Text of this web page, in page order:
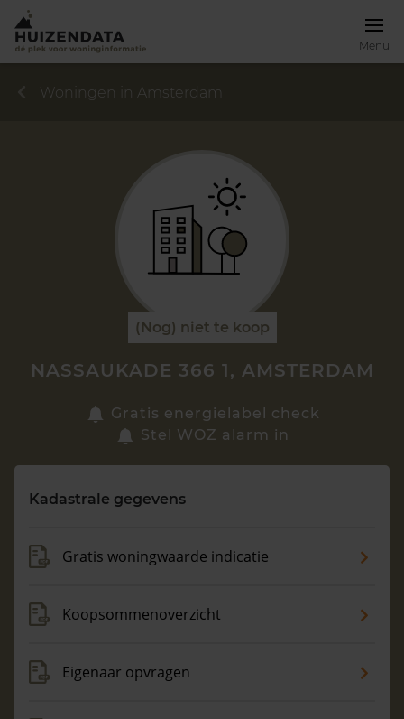
Menu
Zoek een woning
Maandag t/m vrijdag - 08:00 -18:00
Woningen in Amsterdam
(Nog) niet te koop
NASSAUKADE 366 1, AMSTERDAM
Gratis energielabel check
Stel WOZ alarm in
Kadastrale gegevens
Gratis woningwaarde indicatie
Koopsommenoverzicht
Eigenaar opvragen